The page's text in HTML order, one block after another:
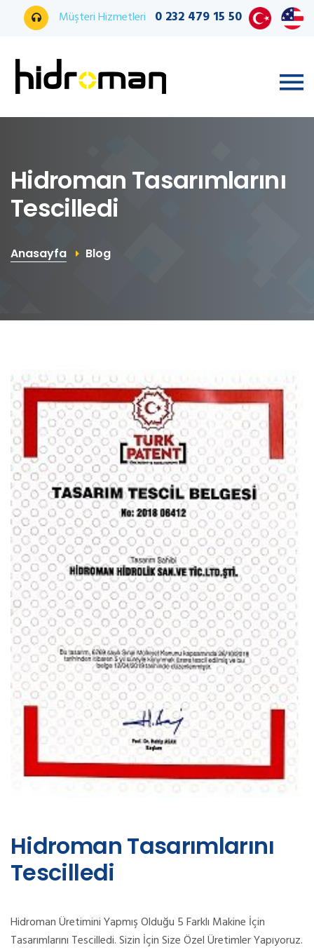
Müşteri Hizmetleri 0 232 479 15 50
Hidroman Tasarımlarını
Tescilledi
Anasayfa Blog
Hidroman Tasarımlarını
Tescilledi
Hidroman Üretimini Yapmış Olduğu 5 Farklı Makine İçin
Tasarımlarını Tescilledi. Sizin İçin Size Özel Üretimler Yapıyoruz.